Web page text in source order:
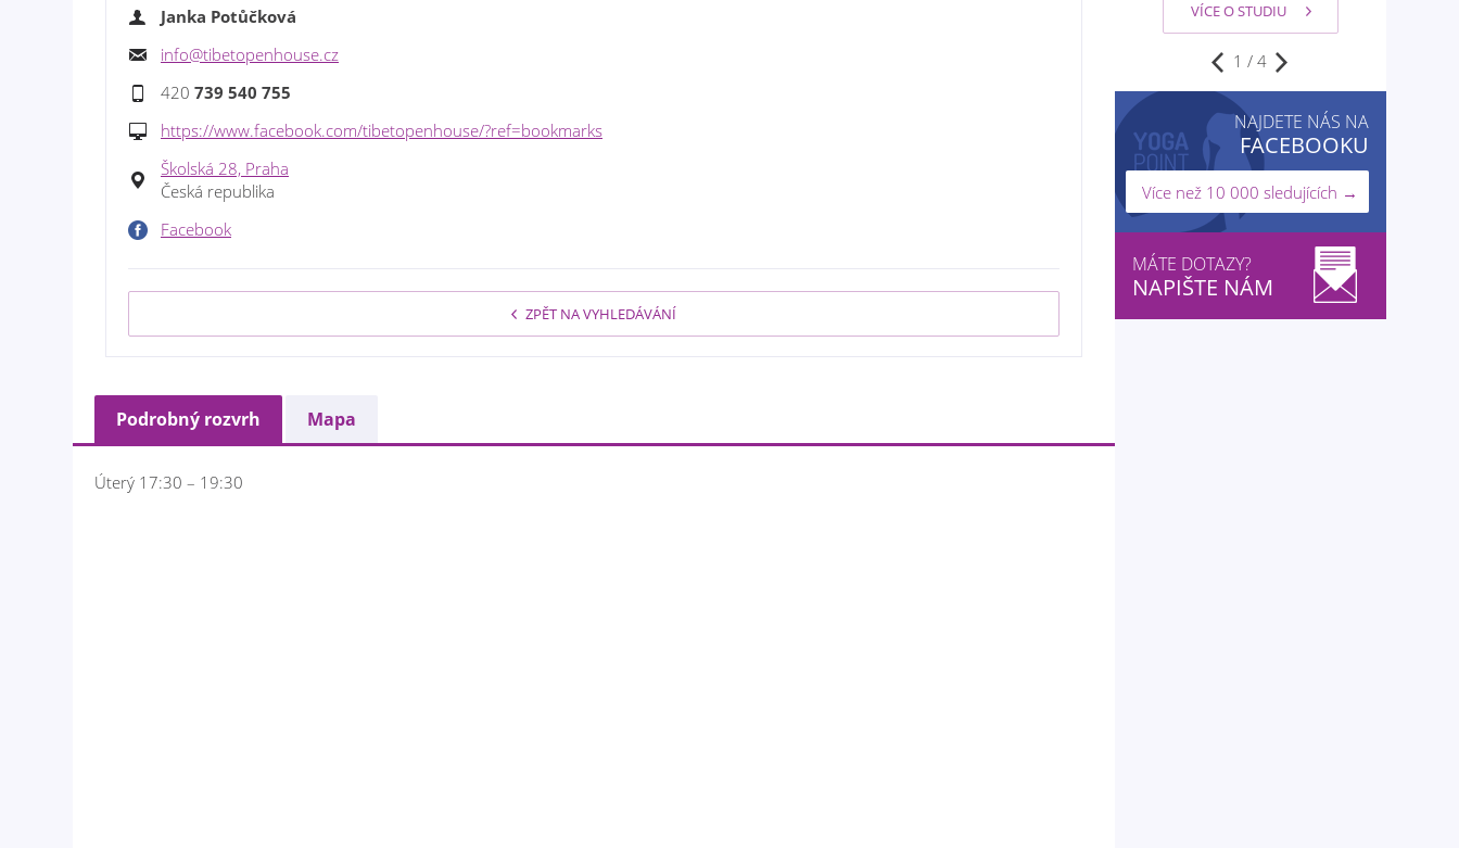
Janka Potůčková
info@tibetopenhouse.cz
420 739 540 755
https://www.facebook.com/tibetopenhouse/?ref=bookmarks
Školská 28, Praha
Česká republika
Facebook
ZPĚT NA VYHLEDÁVÁNÍ
Podrobný rozvrh Mapa
Úterý 17:30 – 19:30
VÍCE O STUDIU
2 / 4
NAJDETE NÁS NA
FACEBOOKU
Více než 10 000 sledujících →
MÁTE DOTAZY?
NAPIŠTE NÁM